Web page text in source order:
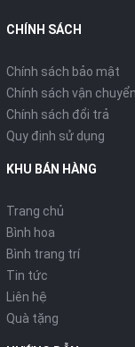
CHÍNH SÁCH
Chính sách bảo mật
Chính sách vận chuyển
Chính sách đổi trả
Quy định sử dụng
KHU BÁN HÀNG
Trang chủ
Bình hoa
Bình trang trí
Tin tức
Liên hệ
Quà tặng